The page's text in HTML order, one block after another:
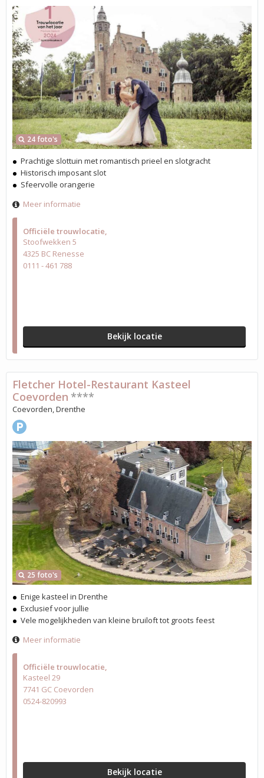
Officiële trouwlocatie
Stoofwekken 5
4325 BC Renesse
0111 - 461 788
Bekijk locatie
24 foto's
Prachtige slottuin met romantisch prieel en slotgracht
Historisch imposant slot
Sfeervolle orangerie
Meer informatie
Officiële trouwlocatie
Kasteel 29
7741 GC Coevorden
0524-820993
Bekijk locatie
25 foto's
Fletcher Hotel-Restaurant Kasteel
Coevorden ****
Coevorden, Drenthe
Enige kasteel in Drenthe
Exclusief voor jullie
Vele mogelijkheden van kleine bruiloft tot groots feest
Meer informatie